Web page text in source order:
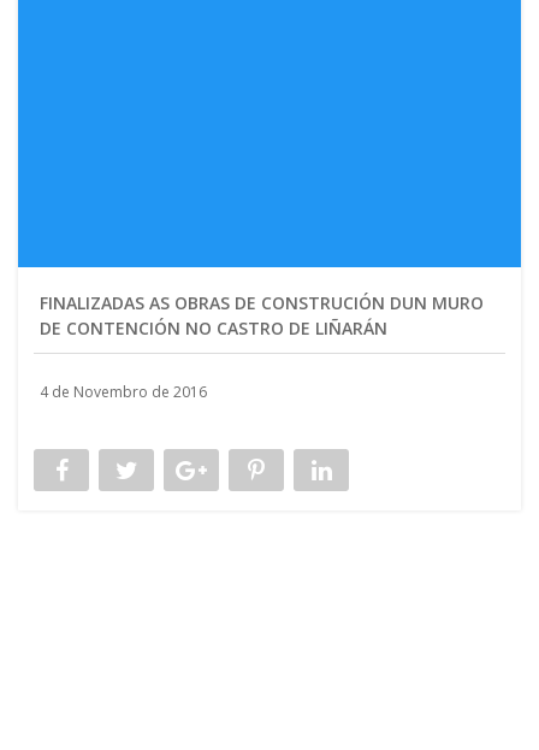
FINALIZADAS AS OBRAS DE CONSTRUCIÓN DUN MURO
DE CONTENCIÓN NO CASTRO DE LIÑARÁN
4 de Novembro de 2016